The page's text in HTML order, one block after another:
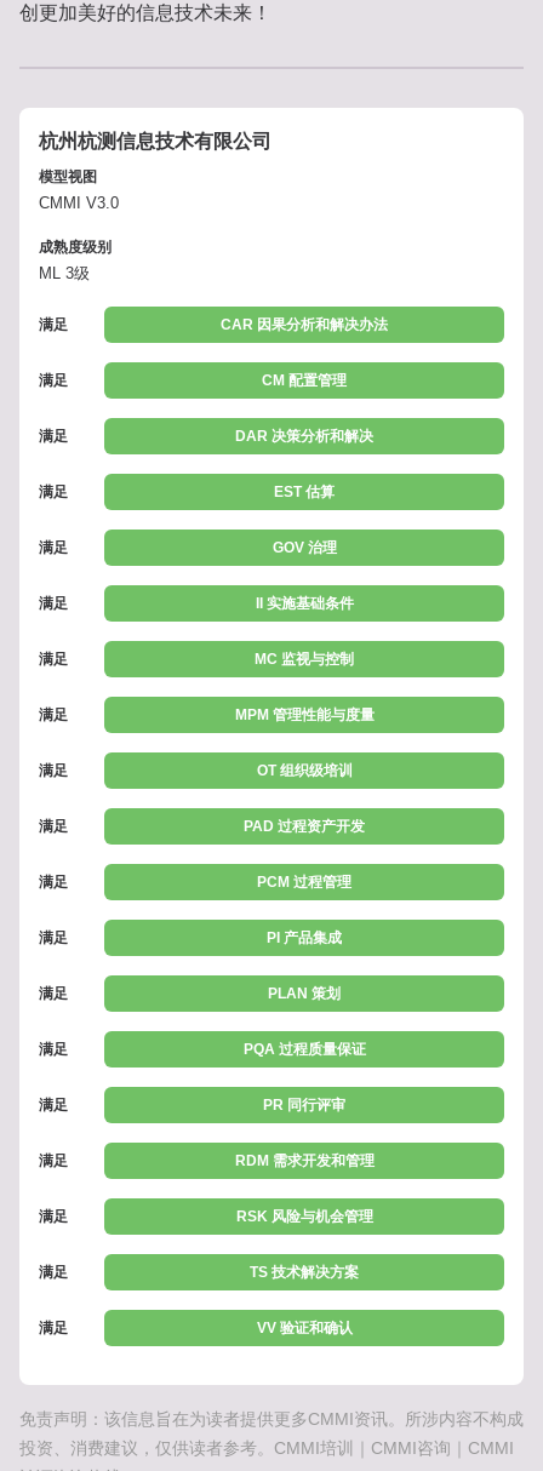
创更加美好的信息技术未来！
杭州杭测信息技术有限公司
模型视图
CMMI V3.0
成熟度级别
ML 3级
满足 CAR 因果分析和解决办法
满足 CM 配置管理
满足 DAR 决策分析和解决
满足 EST 估算
满足 GOV 治理
满足 II 实施基础条件
满足 MC 监视与控制
满足 MPM 管理性能与度量
满足 OT 组织级培训
满足 PAD 过程资产开发
满足 PCM 过程管理
满足 PI 产品集成
满足 PLAN 策划
满足 PQA 过程质量保证
满足 PR 同行评审
满足 RDM 需求开发和管理
满足 RSK 风险与机会管理
满足 TS 技术解决方案
满足 VV 验证和确认
免责声明：该信息旨在为读者提供更多CMMI资讯。所涉内容不构成
投资、消费建议，仅供读者参考。CMMI培训｜CMMI咨询｜CMMI